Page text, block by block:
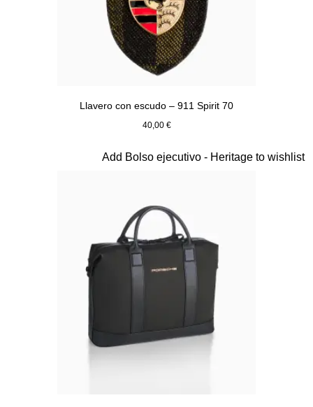
Llavero con escudo – 911 Spirit 70
40,00 €
Add Bolso ejecutivo - Heritage to wishlist
Diapositiva 8 de 20